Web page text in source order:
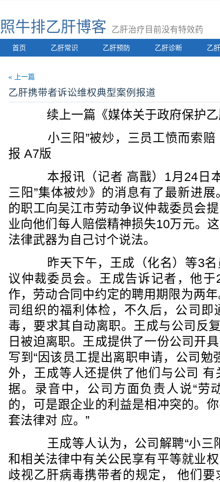
照牛排乙肝博客 乙肝治疗目前没有特效药
首页 乙肝常识 乙肝预防 乙肝诊断 乙
« 上一篇
乙肝携带者诉讼维权典型案例报道
续上一篇《媒体关于政府保护乙
小三阳”被炒，三员工愤而索赔
报 A7版
本报讯（记者 高戬）1月24日本
三阳”集体被炒》的消息有了最新进
的职工向吴江市劳动争议仲裁委员会
业向他们每人赔偿精神损失10万元。
法律武器为自己讨个说法。
昨天下午，王成（化名）等3名
议仲裁委员会。王成告诉记者，他
作，劳动合同中约定的聘用期限为两
司组织的福利体检，不久后，公司即
毒，要求其自动离职。王成与公司反
日被迫离职。王成提供了一份公司开
写到“因该员工提出离职申请，公司勉
外，王成等人还提供了他们与公司
据。录音中，公司方面负责人说“劳
的，可是跟企业的利益是相冲突的。
套法律对 应。”
王成等人认为，公司解聘“小三
和相关法律中有关公民享有平等就业
歧视乙肝病毒携带者的规定， 他们